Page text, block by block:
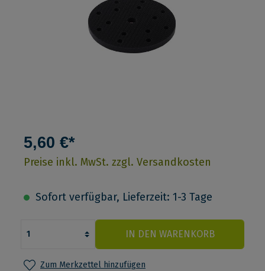
5,60 €*
Preise inkl. MwSt. zzgl. Versandkosten
Sofort verfügbar, Lieferzeit: 1-3 Tage
IN DEN WARENKORB
Zum Merkzettel hinzufügen